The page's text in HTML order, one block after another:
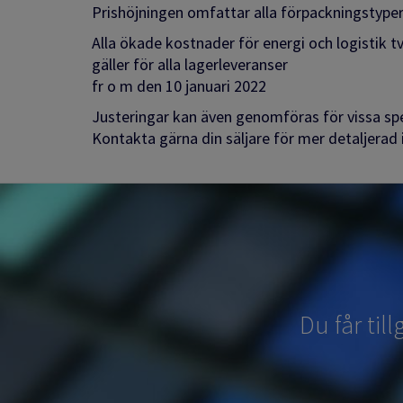
Prishöjningen omfattar alla
Alla ökade kostnader för energi och logistik
gäller för alla lagerleveranser
fr o m den 10 januari 2022
Justeringar kan även genomföras för vissa
Kontakta gärna din säljare för mer
Du får